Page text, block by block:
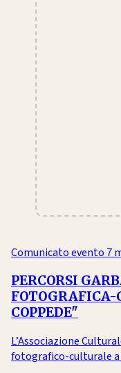
Comunicato evento 7
PERCORSI
COPPEDE"
L’Associazione
fotografico-culturale a